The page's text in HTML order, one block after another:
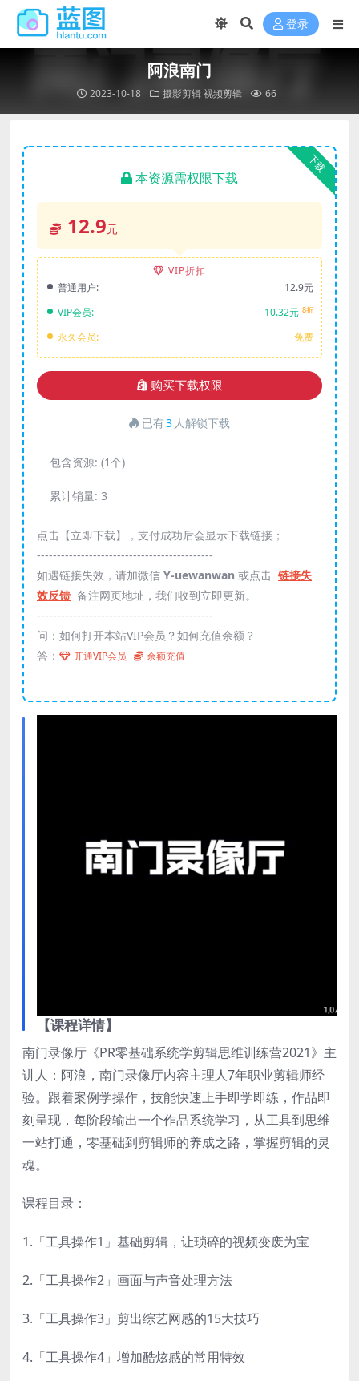
登录
阿浪南门
2023-10-18 摄影剪辑 视频剪辑 66
下载
本资源需权限下载
12.9元
VIP折扣
普通用户:
12.9元
VIP会员:
10.32元 8折
永久会员: 免费
购买下载权限
已有3 人解锁下载
包含资源: (1个)
累计销量: 3
点击【立即下载】，支付成功后会显示下载链接；
--------------------------------------------
如遇链接失效，请加微信 Y-uewanwan 或点击 链接失
效反馈 备注网页地址，我们收到立即更新。
--------------------------------------------
问：如何打开本站VIP会员？如何充值余额？
答：
开通VIP会员 余额充值
【课程详情】
南门录像厅《PR零基础系统学剪辑思维训练营2021》主
讲人：阿浪，南门录像厅内容主理人7年职业剪辑师经
验。跟着案例学操作，技能快速上手即学即练，作品即
刻呈现，每阶段输出一个作品系统学习，从工具到思维
一站打通，零基础到剪辑师的养成之路，掌握剪辑的灵
魂。
课程目录：
1.「工具操作1」基础剪辑，让琐碎的视频变废为宝
2.「工具操作2」画面与声音处理方法
3.「工具操作3」剪出综艺网感的15大技巧
4.「工具操作4」增加酷炫感的常用特效